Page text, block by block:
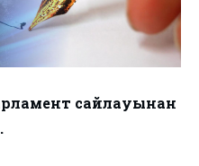
сайлауынан